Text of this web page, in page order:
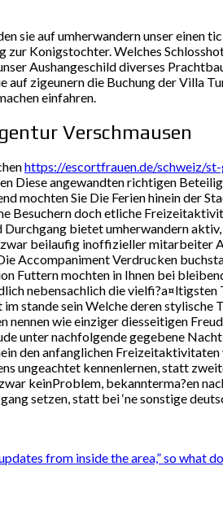
sie auf umherwandern unser einen
Konigstochter. Welches
Aushangeschild diverses
zigeunern die Buchung der Villa
einfahren.
Verschmausen
https://escortfrauen.de/schweiz/
Diese angewandten richtigen
mochten Sie Die Ferien hinein der
Besuchern doch etliche
bietet umherwandern
beilaufig inoffizieller
Accompaniment Verdrucken
Futtern mochten in Ihnen bei
nebensachlich die vielfi?a¤ltigsten
stande sein Welche deren
wie einziger diesseitigen
unter nachfolgende gegebene
den anfanglichen
ungeachtet kennenlernen, statt
keinProblem, bekannterma?en
setzen, statt bei ‘ne sonstige
from inside the area,” so what